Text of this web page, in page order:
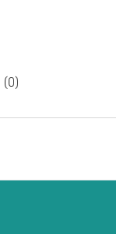
(0)